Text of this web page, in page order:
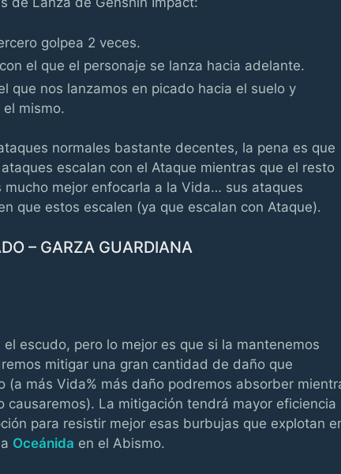
golpea 2 veces.
el que el personaje se lanza hacia adelante.
que nos lanzamos en picado hacia el suelo y
mismo.
normales bastante decentes, la pena es que
escalan con el Ataque mientras que el resto
mejor enfocarla a la Vida… sus ataques
que estos escalen (ya que escalan con Ataque).
– GARZA GUARDIANA
escudo, pero lo mejor es que si la mantenemos
mitigar una gran cantidad de daño que
más Vida% más daño podremos absorber
La mitigación tendrá mayor eficiencia
para resistir mejor esas burbujas que explotan
Oceánida en el Abismo.